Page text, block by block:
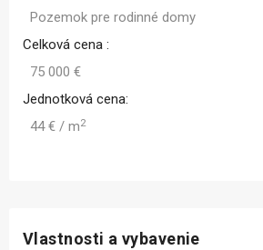
Pozemok pre rodinné domy
Celková cena :
75 000 €
Jednotková cena:
44 € / m2
Vlastnosti a vybavenie